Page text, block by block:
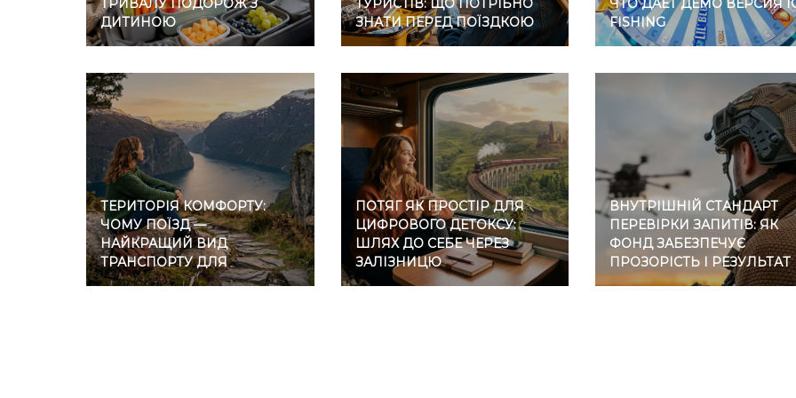
ТРИВАЛУ ПОДОРОЖ З
ДИТИНОЮ
ТУРИСТІВ: ЩО ПОТРІБНО
ЗНАТИ ПЕРЕД ПОЇЗДКОЮ
ЧТО ДАЕТ ДЕМО ВЕРСИЯ
FISHING
ТЕРИТОРІЯ КОМФОРТУ:
ЧОМУ ПОЇЗД —
НАЙКРАЩИЙ ВИД
ТРАНСПОРТУ ДЛЯ
ІНТРОВЕРТІВ
ПОТЯГ ЯК ПРОСТІР ДЛЯ
ЦИФРОВОГО ДЕТОКСУ:
ШЛЯХ ДО СЕБЕ ЧЕРЕЗ
ЗАЛІЗНИЦЮ
ВНУТРІШНІЙ СТАНДАРТ
ПЕРЕВІРКИ ЗАПИТІВ: ЯК
ФОНД ЗАБЕЗПЕЧУЄ
ПРОЗОРІСТЬ І РЕЗУЛЬТАТ